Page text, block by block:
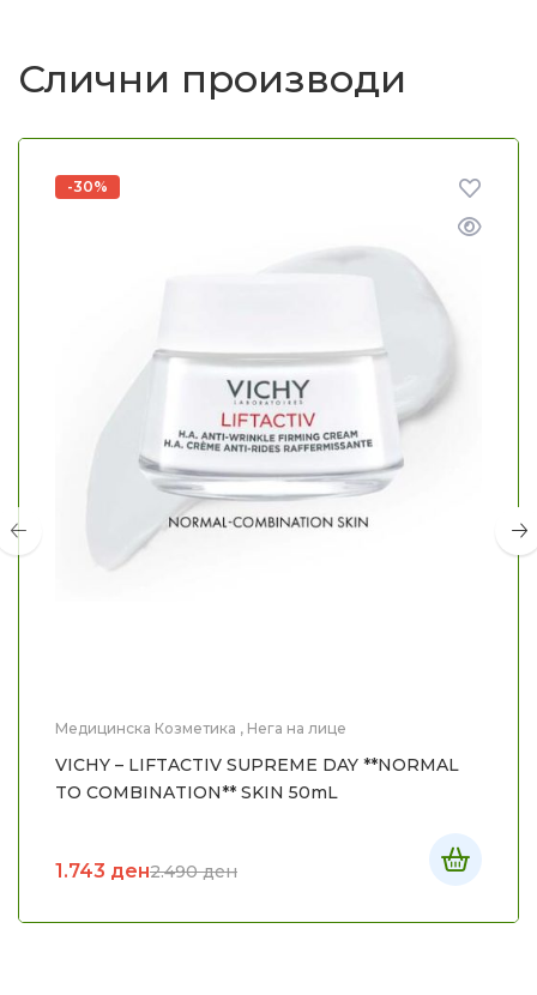
Слични производи
-30%
Медицинска Козметика , Нега на лице
VICHY – LIFTACTIV SUPREME DAY **NORMAL
TO COMBINATION** SKIN 50mL
2.490ден
1.743 ден